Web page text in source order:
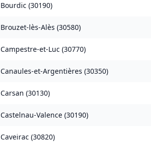
Bourdic (30190)
Brouzet-lès-Alès (30580)
Campestre-et-Luc (30770)
Canaules-et-Argentières (30350)
Carsan (30130)
Castelnau-Valence (30190)
Caveirac (30820)